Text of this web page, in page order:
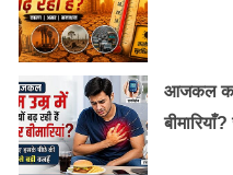
आजकल कम